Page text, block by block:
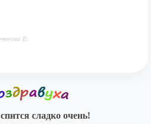
В.
сладко очень!